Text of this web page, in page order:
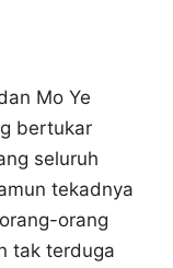
Mo Ye
bertukar
seluruh
tekadnya
orang
tak terduga